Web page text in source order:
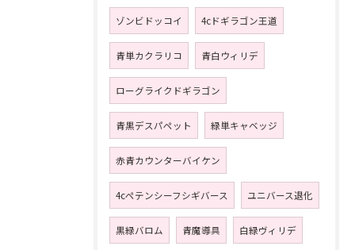
ゾンビドッコイ 4cドギラゴン王道
青単カクラリコ 青白ウィリデ
ローグライクドギラゴン
青黒デスパペット 緑単キャベッジ
赤青カウンターバイケン
4cペテンシーフシギバース ユニバース退化
黒緑バロム 青魔導具 白緑ヴィリデ